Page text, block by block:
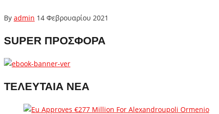
By admin 14 Φεβρουαρίου 2021
SUPER ΠΡΟΣΦΟΡΑ
ΤΕΛΕΥΤΑΙΑ ΝΕΑ